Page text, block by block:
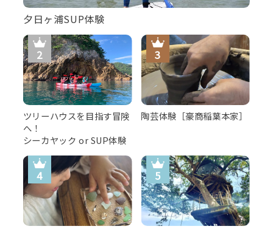
秘伝の出汁で
夕日ヶ浦SUP体験
ツリーハウスを目指す冒険
へ！
シーカヤック or SUP体験
陶芸体験［豪商稲葉本家］